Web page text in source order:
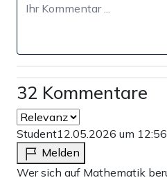
32 Kommentare
Student12.05.2026 um
Melden
Wer sich auf Mathematik